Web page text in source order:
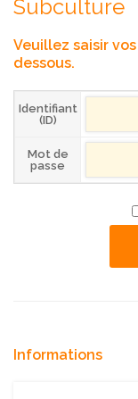
Subculture
Veuillez saisir
dessous.
Identifiant
(ID)
Mot de
passe
Informations